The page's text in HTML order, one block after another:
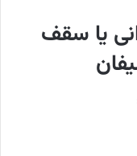
یا سقف